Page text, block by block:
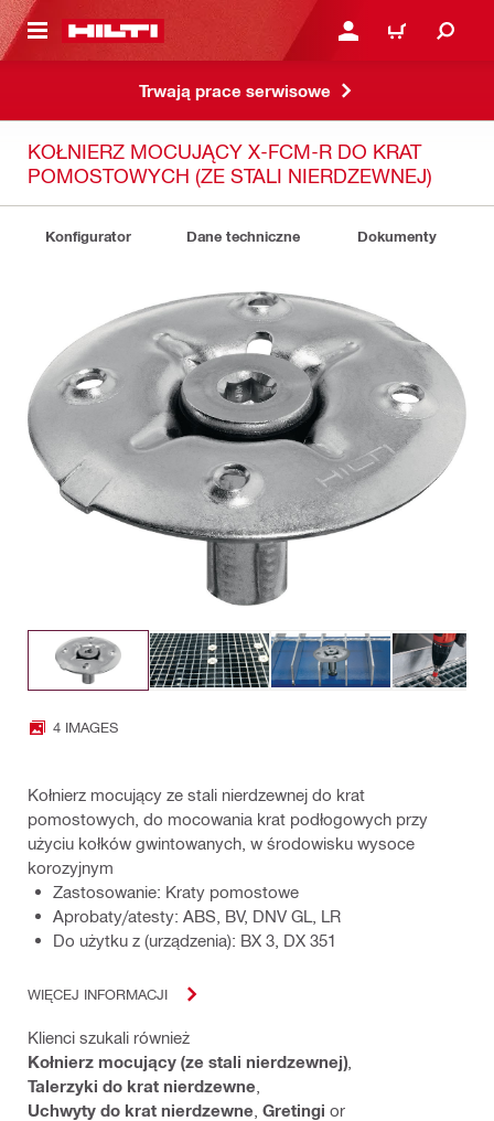
GŁÓWNEJ ZALOGUJ SIĘ LUB
KOSZYK
Trwają prace serwisowe
KOŁNIERZ MOCUJĄCY X-FCM-R DO KRAT
POMOSTOWYCH (ZE STALI NIERDZEWNEJ)
Konfigurator Dane techniczne Dokumenty
4 IMAGES
Kołnierz mocujący ze stali nierdzewnej do krat
pomostowych, do mocowania krat podłogowych przy
użyciu kołków gwintowanych, w środowisku wysoce
korozyjnym
Zastosowanie: Kraty pomostowe
Aprobaty/atesty: ABS, BV, DNV GL, LR
Do użytku z (urządzenia): BX 3, DX 351
WIĘCEJ INFORMACJI
Klienci szukali również
Kołnierz mocujący (ze stali nierdzewnej)
Talerzyki do krat nierdzewne
Uchwyty do krat nierdzewne Gretingi or